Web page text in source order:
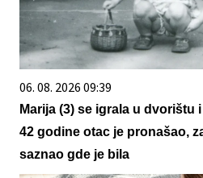
06. 08. 2026 09:39
Marija (3) se igrala u dvorištu
42 godine otac je pronašao,
saznao gde je bila